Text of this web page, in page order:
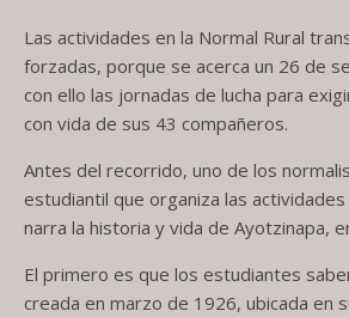
Las actividades en la Normal Rural
forzadas, porque se acerca un 26 de
con ello las jornadas de lucha para
con vida de sus 43 compañeros.
Antes del recorrido, uno de los
estudiantil que organiza las
narra la historia y vida de Ayotzinapa,
El primero es que los estudiantes
creada en marzo de 1926, ubicada en